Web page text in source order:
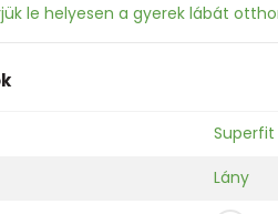
le helyesen a gyerek lábát
Superfit
Lány